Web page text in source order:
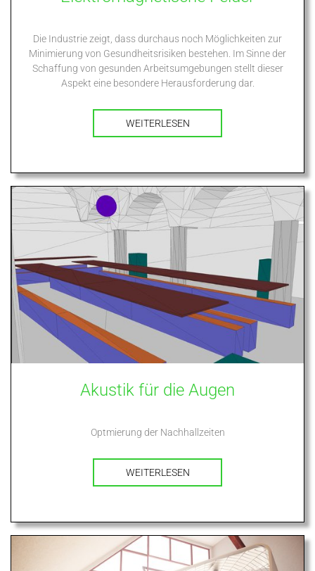
Die Industrie zeigt, dass durchaus noch Möglichkeiten zur
Minimierung von Gesundheitsrisiken bestehen. Im Sinne der
Schaffung von gesunden Arbeitsumgebungen stellt dieser
Aspekt eine besondere Herausforderung dar.
WEITERLESEN
Akustik für die Augen
Optmierung der Nachhallzeiten
WEITERLESEN